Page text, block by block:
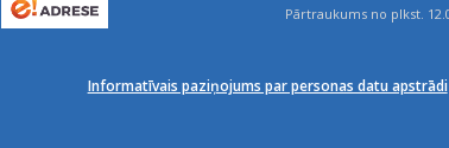
Pārtraukums no plkst.
Informatīvais paziņojums par personas datu apstrādi